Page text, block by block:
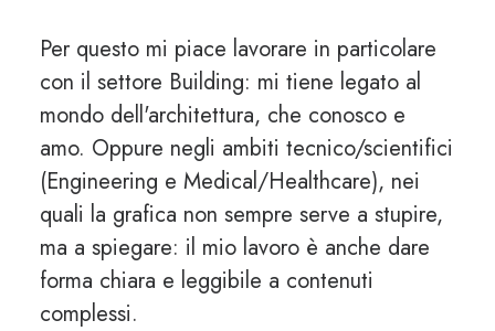
Per questo mi piace lavorare in particolare
con il settore Building: mi tiene legato al
mondo dell'architettura, che conosco e
amo. Oppure negli ambiti tecnico/scientifici
(Engineering e Medical/Healthcare), nei
quali la grafica non sempre serve a stupire,
ma a spiegare: il mio lavoro è anche dare
forma chiara e leggibile a contenuti
complessi.